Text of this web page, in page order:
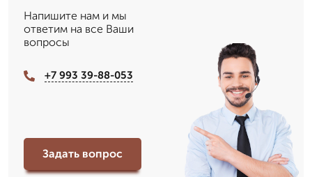
Напишите нам и мы
ответим на все Ваши
вопросы
+7 993 39-88-053
Задать вопрос